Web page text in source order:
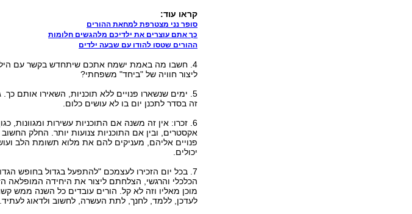
קראו עוד:
סופר נני מצטרפת למחאת ההורים
כך אתם עוצרים את ילדיכם מלהגשים חלומות
ההורים שטסו להודו עם שבעה ילדים
4. חשבו מה באמת ישמח אתכם שיתחדש בקשר עם
ליצור חוויה של "ביחד" משפחתי?
5. ימים שנשארו פנויים ללא תוכניות, השאירו אותם כך.
זה בסדר לתכנן יום בו לא עושים כלום.
6. זכרו: אין זה משנה אם התוכניות עשירות ומגוונות,
אקסטרים, ובין אם התוכניות צנועות יותר. החלק החשוב
פנויים אליהם, מעניקים להם את מלוא תשומת הלב
יכולים.
7. בכל יום הזכירו לעצמכם "להתפעל בגדול בחופש
הכלכלי והרגשי, הצלחתם ליצור את היחידה
מוכן מאליו וזה לא קל. הורים עובדים כל השנה ממש
לעדכן, ללמד, לחנך, לתת העשרה, לחשוב ולדאוג לעתיד.